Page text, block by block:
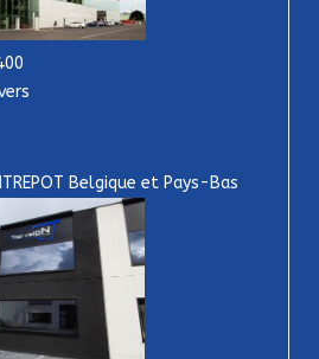
Belgique et Pays-Bas